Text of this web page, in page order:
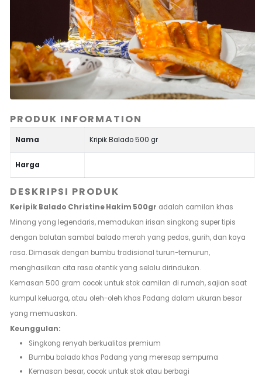
PRODUK INFORMATION
Nama Kripik Balado 500 gr
Harga
DESKRIPSI PRODUK
Keripik Balado Christine Hakim 500gr adalah camilan khas
Minang yang legendaris, memadukan irisan singkong super tipis
dengan balutan sambal balado merah yang pedas, gurih, dan kaya
rasa. Dimasak dengan bumbu tradisional turun-temurun,
menghasilkan cita rasa otentik yang selalu dirindukan.
Kemasan 500 gram cocok untuk stok camilan di rumah, sajian saat
kumpul keluarga, atau oleh-oleh khas Padang dalam ukuran besar
yang memuaskan.
Keunggulan:
Singkong renyah berkualitas premium
Bumbu balado khas Padang yang meresap sempurna
Kemasan besar, cocok untuk stok atau berbagi